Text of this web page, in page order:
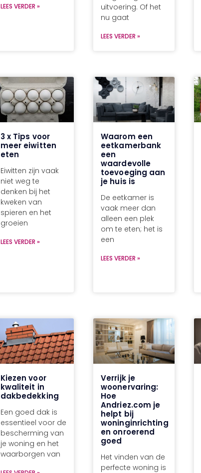
LEES VERDER »
uitvoering. Of het
nu gaat
LEES VERDER »
3 x Tips voor
meer eiwitten
eten
Eiwitten zijn vaak
niet weg te
denken bij het
kweken van
spieren en het
groeien
LEES VERDER »
Waarom een
eetkamerbank
een
waardevolle
toevoeging aan
je huis is
De eetkamer is
vaak meer dan
alleen een plek
om te eten; het is
een
LEES VERDER »
Kiezen voor
kwaliteit in
dakbedekking
Een goed dak is
essentieel voor de
bescherming van
je woning en het
waarborgen van
Verrijk je
woonervaring:
Hoe
Andriez.com je
helpt bij
woninginrichting
en onroerend
goed
Het vinden van de
perfecte woning is